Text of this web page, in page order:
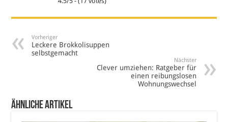
Vorheriger
Leckere Brokkolisuppen
selbstgemacht
Nächster
Clever umziehen: Ratgeber für
einen reibungslosen
Wohnungswechsel
Ähnliche Artikel